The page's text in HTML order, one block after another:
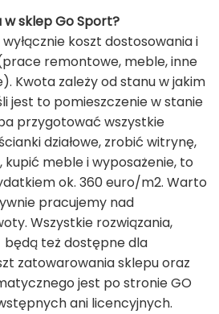
sklep Go Sport?
koszt dostosowania i
remontowe, meble, inne
Kwota zależy od stanu w jakim
jest to pomieszczenie w stanie
przygotować wszystkie
działowe, zrobić witrynę,
kupić meble i wyposażenie, to
ok. 360 euro/m2. Warto
pracujemy nad
Wszystkie rozwiązania,
też dostępne dla
zatowarowania sklepu oraz
jest po stronie GO
ani licencyjnych.